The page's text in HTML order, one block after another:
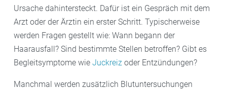
Ursache dahintersteckt. Dafür ist ein Gespräch mit dem
Arzt oder der Ärztin ein erster Schritt. Typischerweise
werden Fragen gestellt wie: Wann begann der
Haarausfall? Sind bestimmte Stellen betroffen? Gibt es
Begleitsymptome wie Juckreiz oder Entzündungen?
Manchmal werden zusätzlich Blutuntersuchungen